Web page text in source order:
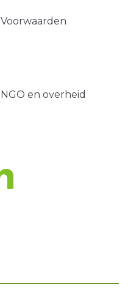
Voorwaarden
NGO en overheid